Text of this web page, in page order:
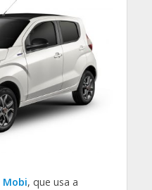
Mobi, que usa a